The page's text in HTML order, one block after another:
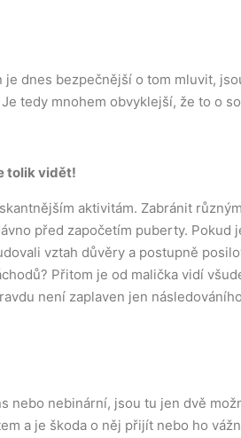
dnes bezpečnější o tom mluvit,
tedy mnohem obvyklejší, že to o
tolik vidět!
aktivitám. Zabránit
před započetím puberty. Pokud
vztah důvěry a postupně
Přitom je od malička vidí
není zaplaven jen
nebo nebinární, jsou tu jen dvě
a je škoda o něj přijít nebo ho